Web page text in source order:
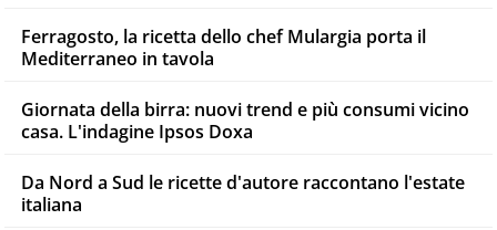
Ferragosto, la ricetta dello chef Mulargia porta il
Mediterraneo in tavola
Giornata della birra: nuovi trend e più consumi vicino
casa. L'indagine Ipsos Doxa
Da Nord a Sud le ricette d'autore raccontano l'estate
italiana